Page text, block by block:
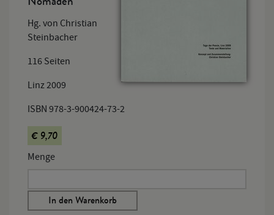
Hg. von Christian
Steinbacher
116 Seiten
Linz 2009
ISBN 978-3-900424-73-2
€ 9,70
Menge
In den Warenkorb